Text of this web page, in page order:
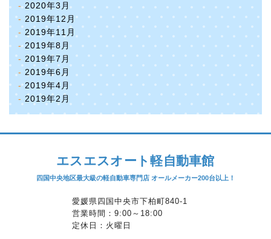
2020年3月
2019年12月
2019年11月
2019年8月
2019年7月
2019年6月
2019年4月
2019年2月
エスエスオート軽自動車館
四国中央地区最大級の軽自動車専門店 オールメーカー200台以上！
愛媛県四国中央市下柏町840-1
営業時間：9:00～18:00
定休日：火曜日